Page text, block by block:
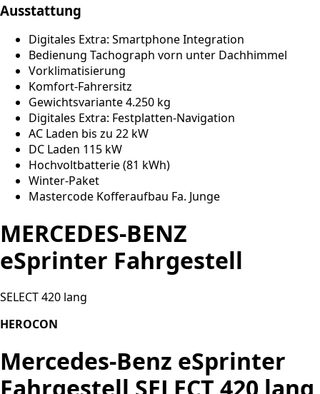
Ausstattung
Digitales Extra: Smartphone Integration
Bedienung Tachograph vorn unter Dachhimmel
Vorklimatisierung
Komfort-Fahrersitz
Gewichtsvariante 4.250 kg
Digitales Extra: Festplatten-Navigation
AC Laden bis zu 22 kW
DC Laden 115 kW
Hochvoltbatterie (81 kWh)
Winter-Paket
Mastercode Kofferaufbau Fa. Junge
MERCEDES-BENZ
eSprinter Fahrgestell
SELECT 420 lang
HEROCON
Mercedes-Benz eSprinter
Fahrgestell SELECT 420 lang